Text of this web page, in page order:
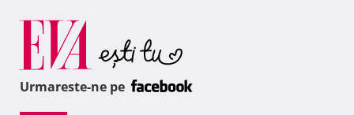
Urmareste-ne pe